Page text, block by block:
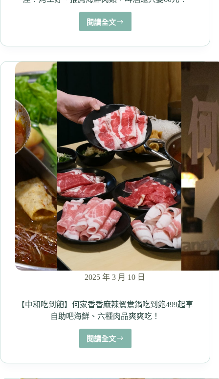
助
吃
飽
（內
有
菜
單）
閱讀全文
【中
居
酒
屋.
近
景
安
站
高
CP
值
居
酒
屋！
烤
工
好、
薦
海
肉
類，
啤
酒
還
要
2025 年 3 月 10 日
【中和吃到飽】何家香香麻辣鴛鴦鍋吃到飽499起享
自助吧海鮮、六種肉品爽爽吃！
閱讀全文
【中
吃